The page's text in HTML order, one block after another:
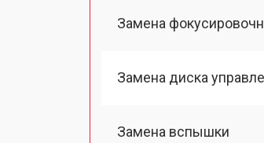
Замена
Замена диска
Замена вспышки